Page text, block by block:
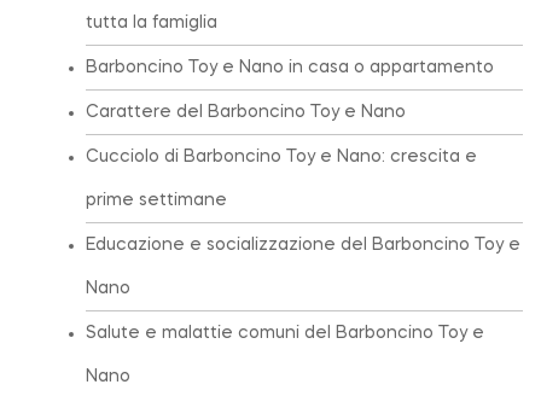
tutta la famiglia
Barboncino Toy e Nano in casa o appartamento
Carattere del Barboncino Toy e Nano
Cucciolo di Barboncino Toy e Nano: crescita e
prime settimane
Educazione e socializzazione del Barboncino Toy e
Nano
Salute e malattie comuni del Barboncino Toy e
Nano